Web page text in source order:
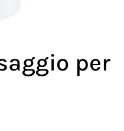
per